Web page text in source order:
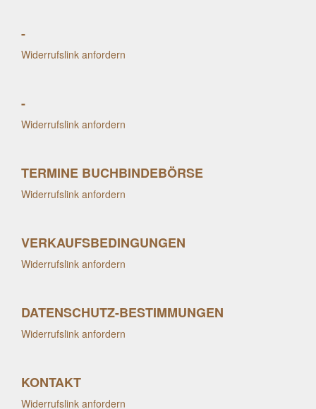
-
Widerrufslink anfordern
-
Widerrufslink anfordern
TERMINE BUCHBINDEBÖRSE
Widerrufslink anfordern
VERKAUFSBEDINGUNGEN
Widerrufslink anfordern
DATENSCHUTZ-BESTIMMUNGEN
Widerrufslink anfordern
KONTAKT
Widerrufslink anfordern